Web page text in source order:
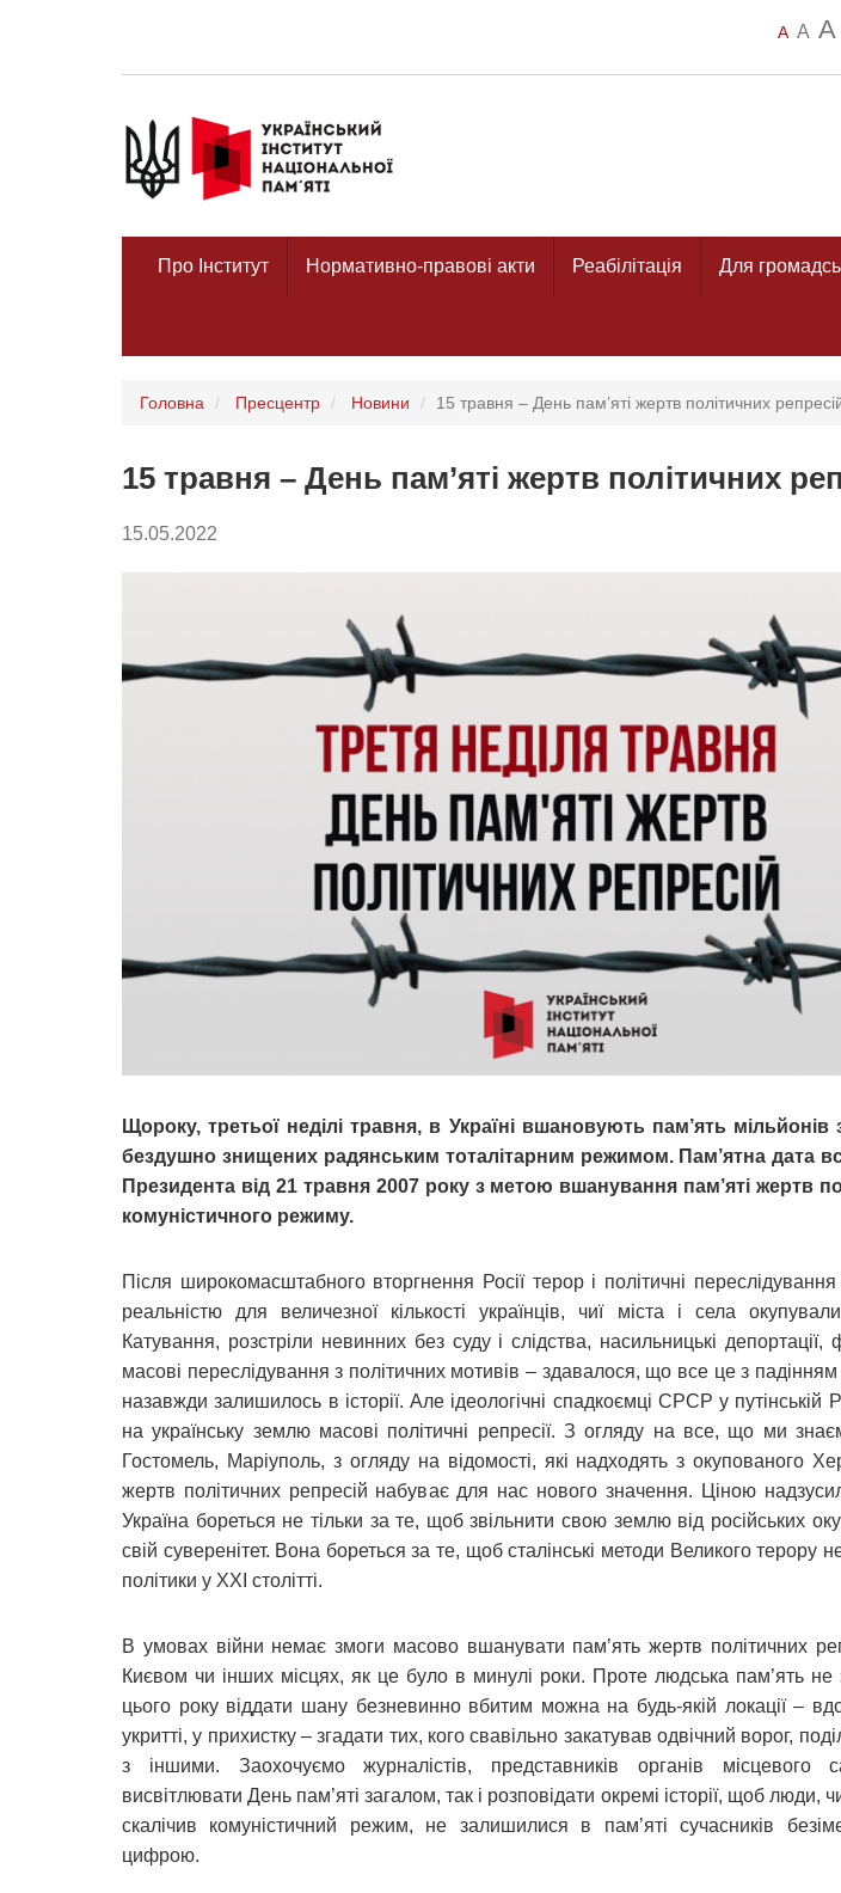
A A A
Про Інститут Нормативно-правові акти Реабілітація Для
Головна Пресцентр Новини 15 травня – День пам’яті жертв політичних
15 травня – День пам’яті жертв політичних
15.05.2022
Щороку, третьої неділі травня, в Україні вшановують пам’ять мільйонів
бездушно знищених радянським тоталітарним режимом. Пам’ятна дата
Президента від 21 травня 2007 року з метою вшанування пам’яті жертв
комуністичного режиму.
Після широкомасштабного вторгнення Росії терор і політичні
реальністю для величезної кількості українців, чиї міста і села
Катування, розстріли невинних без суду і слідства, насильницькі депортації,
масові переслідування з політичних мотивів – здавалося, що все це з
назавжди залишилось в історії. Але ідеологічні спадкоємці СРСР у путінській
на українську землю масові політичні репресії. З огляду на все, що ми
Гостомель, Маріуполь, з огляду на відомості, які надходять з окупованого
жертв політичних репресій набуває для нас нового значення. Ціною
Україна бореться не тільки за те, щоб звільнити свою землю від російських
свій суверенітет. Вона бореться за те, щоб сталінські методи Великого терору
політики у XXI столітті.
В умовах війни немає змоги масово вшанувати пам’ять жертв політичних
Києвом чи інших місцях, як це було в минулі роки. Проте людська пам’ять не
цього року віддати шану безневинно вбитим можна на будь-якій локації –
укритті, у прихистку – згадати тих, кого свавільно закатував одвічний ворог,
з іншими. Заохочуємо журналістів, представників органів місцевого
висвітлювати День пам’яті загалом, так і розповідати окремі історії, щоб люди,
скалічив комуністичний режим, не залишилися в пам’яті сучасників
цифрою.